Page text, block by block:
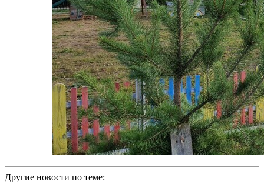
Другие новости по теме: